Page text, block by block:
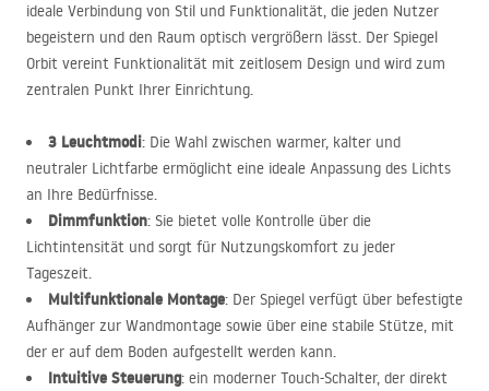
ideale Verbindung von Stil und Funktionalität, die jeden Nutzer
begeistern und den Raum optisch vergrößern lässt. Der Spiegel
Orbit vereint Funktionalität mit zeitlosem Design und wird zum
zentralen Punkt Ihrer Einrichtung.
3 Leuchtmodi: Die Wahl zwischen warmer, kalter und
neutraler Lichtfarbe ermöglicht eine ideale Anpassung des Lichts
an Ihre Bedürfnisse.
Dimmfunktion: Sie bietet volle Kontrolle über die
Lichtintensität und sorgt für Nutzungskomfort zu jeder
Tageszeit.
Multifunktionale Montage: Der Spiegel verfügt über befestigte
Aufhänger zur Wandmontage sowie über eine stabile Stütze, mit
der er auf dem Boden aufgestellt werden kann.
Intuitive Steuerung: ein moderner Touch-Schalter, der direkt